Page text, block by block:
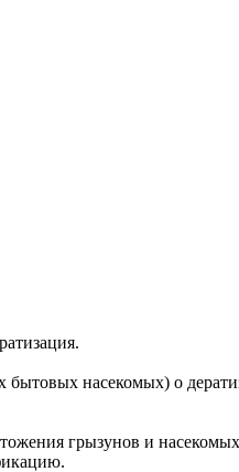
бытовых насекомых) о
грызунов и